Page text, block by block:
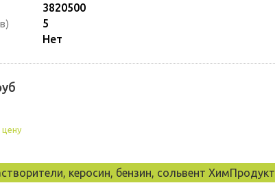
3820500
5
Нет
керосин, бензин, сольвент ХимПродукт